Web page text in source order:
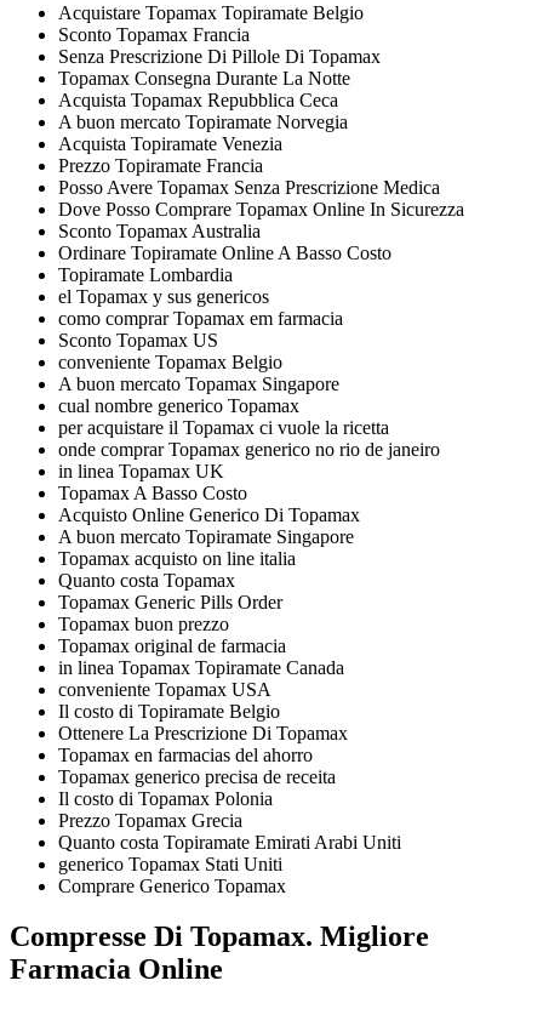
Acquistare Topamax Topiramate Belgio
Sconto Topamax Francia
Senza Prescrizione Di Pillole Di Topamax
Topamax Consegna Durante La Notte
Acquista Topamax Repubblica Ceca
A buon mercato Topiramate Norvegia
Acquista Topiramate Venezia
Prezzo Topiramate Francia
Posso Avere Topamax Senza Prescrizione Medica
Dove Posso Comprare Topamax Online In Sicurezza
Sconto Topamax Australia
Ordinare Topiramate Online A Basso Costo
Topiramate Lombardia
el Topamax y sus genericos
como comprar Topamax em farmacia
Sconto Topamax US
conveniente Topamax Belgio
A buon mercato Topamax Singapore
cual nombre generico Topamax
per acquistare il Topamax ci vuole la ricetta
onde comprar Topamax generico no rio de janeiro
in linea Topamax UK
Topamax A Basso Costo
Acquisto Online Generico Di Topamax
A buon mercato Topiramate Singapore
Topamax acquisto on line italia
Quanto costa Topamax
Topamax Generic Pills Order
Topamax buon prezzo
Topamax original de farmacia
in linea Topamax Topiramate Canada
conveniente Topamax USA
Il costo di Topiramate Belgio
Ottenere La Prescrizione Di Topamax
Topamax en farmacias del ahorro
Topamax generico precisa de receita
Il costo di Topamax Polonia
Prezzo Topamax Grecia
Quanto costa Topiramate Emirati Arabi Uniti
generico Topamax Stati Uniti
Comprare Generico Topamax
Compresse Di Topamax. Migliore
Farmacia Online